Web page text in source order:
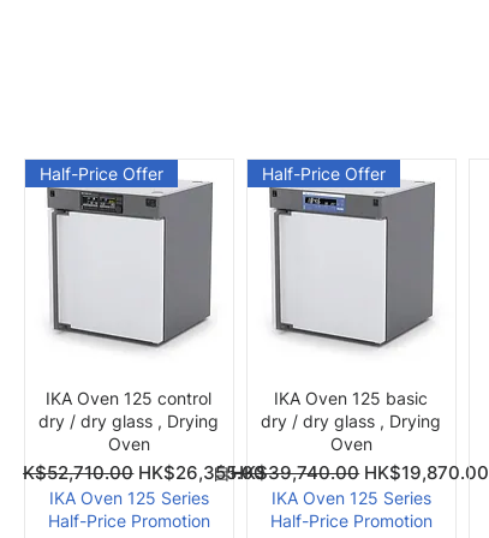
快速瀏覽
Half-Price Offer
IKA Oven 125 control
dry / dry glass , Drying
Oven
一般價格
HK$52,710.00 HK$26,355.00
促銷價格
IKA Oven 125 Series
Half-Price Promotion
快速瀏覽
Half-Price Offer
IKA Oven 125 basic
dry / dry glass , Drying
Oven
自
一般價格
HK$39,740.00 HK$19,870.00
促銷價格
IKA Oven 125 Series
Half-Price Promotion